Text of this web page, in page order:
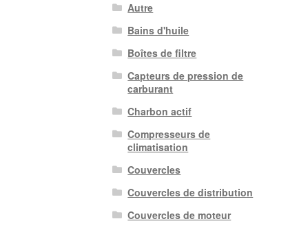
Autre
Bains d'huile
Boîtes de filtre
Capteurs de pression de
carburant
Charbon actif
Compresseurs de
climatisation
Couvercles
Couvercles de distribution
Couvercles de moteur